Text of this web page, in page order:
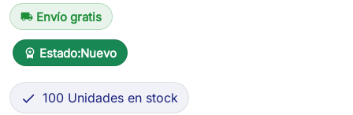
local_shipping Envío gratis
workspace_premium Estado:Nuevo
 100 Unidades en stock